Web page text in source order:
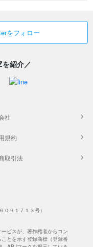
をフォロー
を紹介／
社
規約
取引法
ビスが、著作権者からコン
とを示す登録商標（登録番